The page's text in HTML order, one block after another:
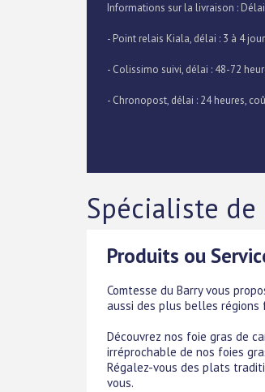
Informations sur la livraison :
- Point relais Kiala, délai : 3 à 4
- Colissimo suivi, délai : 48-72
- Chronopost, délai : 24 heures,
Spécialiste
Produits ou
Comtesse du Barry vous
aussi des plus belles régions
Découvrez nos foie gras de
irréprochable de nos foies
Régalez-vous des plats
vous.